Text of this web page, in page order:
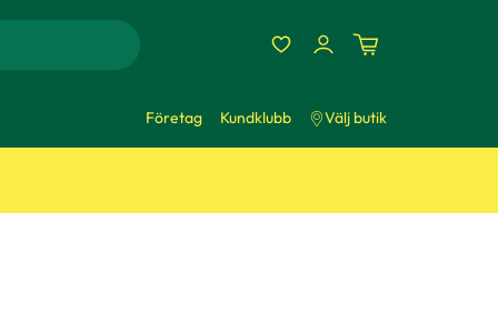
Företag Kundklubb Välj butik